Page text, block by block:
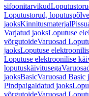
sifoonitarvikud
Loputustorud,
jaoksKinnitusmaterjal
Varjatud jaoksLoputuse
võrgutoideVaruosad
jaoksLoputuse
Loputuse elektroonilise
loputuskäivitusega
jaoksBasicVaruosad Basic
Pindpaigaldatud jaoks
võrgutoideVaruosad